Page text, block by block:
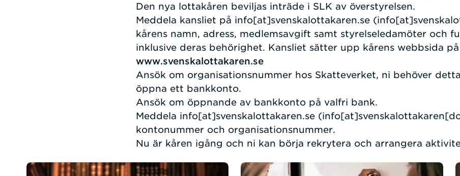
Den nya lottakåren beviljas inträde i SLK av överstyrelsen.
Meddela kansliet på info[at]svenskalottakaren.se
kårens namn, adress, medlemsavgift samt styrelseledamöter och
inklusive deras behörighet. Kansliet sätter upp kårens webbsida på
www.svenskalottakaren.se
Ansök om organisationsnummer hos Skatteverket, ni behöver
öppna ett bankkonto.
Ansök om öppnande av bankkonto på valfri bank.
Meddela info[at]svenskalottakaren.se
kontonummer och organisationsnummer.
Nu är kåren igång och ni kan börja rekrytera och arrangera